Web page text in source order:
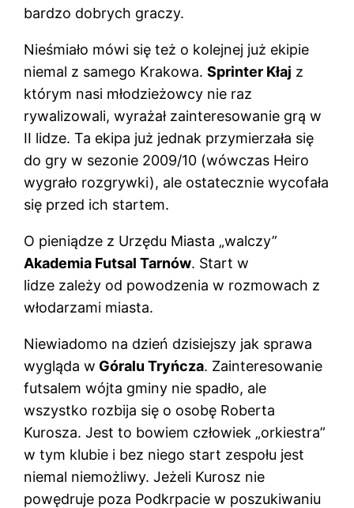
bardzo dobrych graczy.
Nieśmiało mówi się też o kolejnej już ekipie
niemal z samego Krakowa.Sprinter Kłaj z
którym nasi młodzieżowcy nie raz
rywalizowali, wyrażał zainteresowanie grą w
II lidze. Ta ekipa już jednak przymierzała się
do gry w sezonie 2009/10 (wówczas Heiro
wygrało rozgrywki), ale ostatecznie wycofała
się przed ich startem.
O pieniądze z Urzędu Miasta „walczy”
Akademia Futsal Tarnów. Start w
lidze zależy od powodzenia w rozmowach z
włodarzami miasta.
Niewiadomo na dzień dzisiejszy jak sprawa
wygląda w Góralu Tryńcza. Zainteresowanie
futsalem wójta gminy nie spadło, ale
wszystko rozbija się o osobę Roberta
Kurosza. Jest to bowiem człowiek „orkiestra”
w tym klubie i bez niego start zespołu jest
niemal niemożliwy. Jeżeli Kurosz nie
powędruje poza Podkrpacie w poszukiwaniu